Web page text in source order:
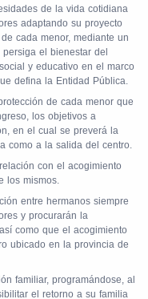
de la vida cotidiana
adaptando su proyecto
cada menor, mediante un
el bienestar del
y educativo en el marco
defina la Entidad Pública.
de cada menor que
los objetivos a
en el cual se preverá la
como a la salida del centro.
con el acogimiento
los mismos.
entre hermanos siempre
y procurarán la
como que el acogimiento
ubicado en la provincia de
familiar, programándose, al
el retorno a su familia